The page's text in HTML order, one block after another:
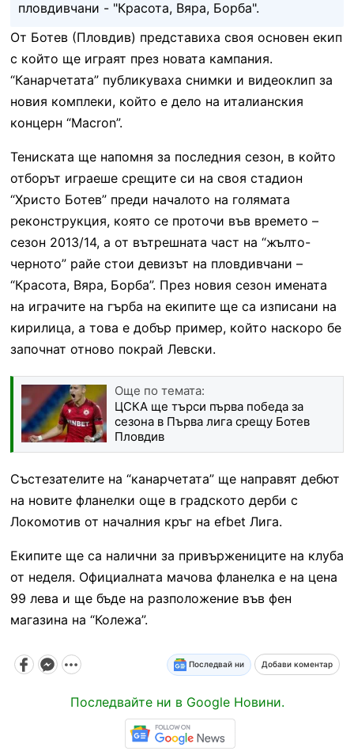
пловдивчани - "Красота, Вяра, Борба".
От Ботев (Пловдив) представиха своя основен екип
с който ще играят през новата кампания.
“Канарчетата” публикуваха снимки и видеоклип за
новия комплеки, който е дело на италианския
концерн “Macron”.
Тениската ще напомня за последния сезон, в който
отборът играеше срещите си на своя стадион
“Христо Ботев” преди началото на голямата
реконструкция, която се проточи във времето –
сезон 2013/14, а от вътрешната част на “жълто-
черното” райе стои девизът на пловдивчани –
“Красота, Вяра, Борба”. През новия сезон имената
на играчите на гърба на екипите ще са изписани на
кирилица, а това е добър пример, който наскоро бе
започнат отново покрай Левски.
Още по темата:
ЦСКА ще търси първа победа за
сезона в Първа лига срещу Ботев
Пловдив
Състезателите на “канарчетата” ще направят дебют
на новите фланелки още в градското дерби с
Локомотив от началния кръг на efbet Лига.
Екипите ще са налични за привържениците на клуба
от неделя. Официалната мачова фланелка е на цена
99 лева и ще бъде на разположение във фен
магазина на “Колежа”.
Последвай ни Добави коментар
Последвайте ни в Google Новини.